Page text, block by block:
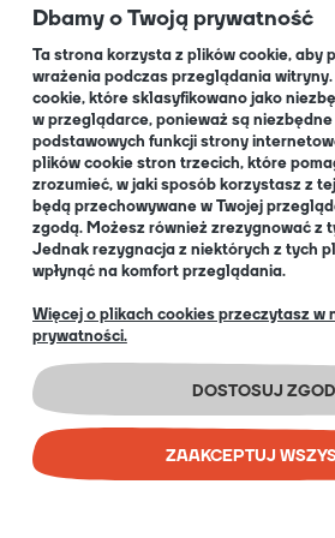
Kontakt
Dla Partnerów
O NAS
O nas
Informacja dla Klubów
Blog
+48 32 334 85 38
EN
COPYRIGHT © 2026 PORTAL
Dbamy o Twoją prywatność
Ta strona korzysta z plików cookie, aby
wrażenia podczas przeglądania
cookie, które sklasyfikowano jako
w przeglądarce, ponieważ są niezbędne
podstawowych funkcji strony
plików cookie stron trzecich, które
zrozumieć, w jaki sposób korzystasz z
będą przechowywane w Twojej
zgodą. Możesz również zrezygnować z
Jednak rezygnacja z niektórych z tych
wpłynąć na komfort przeglądania.
Więcej o plikach cookies przeczytasz w
prywatności.
DOSTOSUJ
ZAAKCEPTUJ